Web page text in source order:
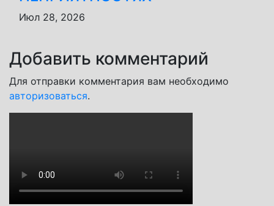
Июл 28, 2026
Добавить комментарий
Для отправки комментария вам необходимо
авторизоваться.